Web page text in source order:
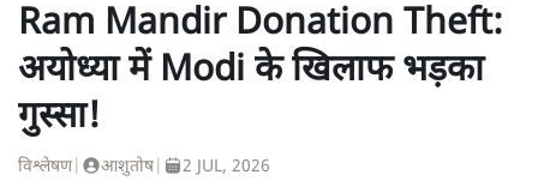
Ram Mandir Donation Theft:
अयोध्या में Modi के खिलाफ भड़का
गुस्सा!
विश्लेषण| आशुतोष| 2 JUL, 2026